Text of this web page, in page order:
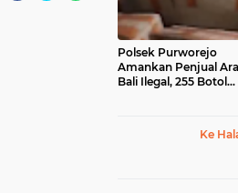
Polsek Purworejo
Amankan Penjual
Bali Ilegal, 255 Botol
Ke